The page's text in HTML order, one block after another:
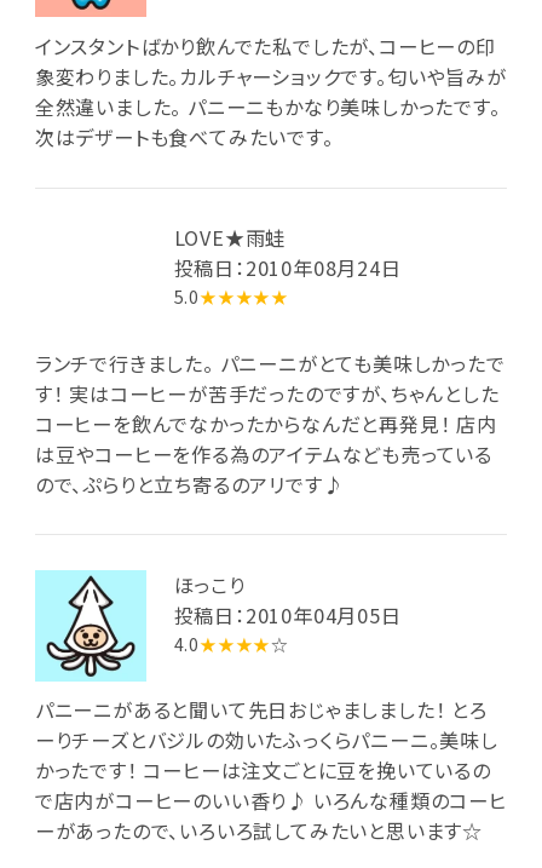
インスタントばかり飲んでた私でしたが、コーヒーの印
象変わりました。カルチャーショックです。匂いや旨みが
全然違いました。 パニーニもかなり美味しかったです。
次はデザートも食べてみたいです。
LOVE★雨蛙
投稿日：2010年08月24日
5.0★★★★★
ランチで行きました。 パニーニがとても美味しかったで
す！ 実はコーヒーが苦手だったのですが、ちゃんとした
コーヒーを飲んでなかったからなんだと再発見！ 店内
は豆やコーヒーを作る為のアイテムなども売っている
ので、ぷらりと立ち寄るのアリです♪
ほっこり
投稿日：2010年04月05日
4.0★★★★☆
パニーニがあると聞いて先日おじゃましました！ とろ
ーりチーズとバジルの効いたふっくらパニーニ。美味し
かったです！ コーヒーは注文ごとに豆を挽いているの
で店内がコーヒーのいい香り♪ いろんな種類のコーヒ
ーがあったので、いろいろ試してみたいと思います☆